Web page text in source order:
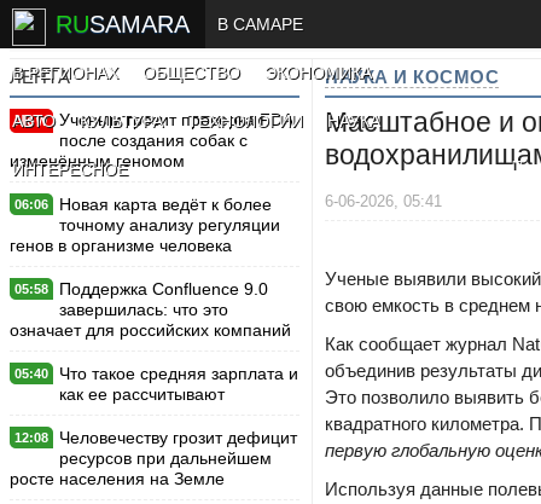
RUSAMARA В САМАРЕ
В РЕГИОНАХ ОБЩЕСТВО ЭКОНОМИКА
АВТО КУЛЬТУРА ТЕХНОЛОГИИ НАУКА
ИНТЕРЕСНОЕ
ЛЕНТА
New
Ученым грозит проверка FDA
после создания собак с
изменённым геномом
06:06
Новая карта ведёт к более
точному анализу регуляции
генов в организме человека
05:58
Поддержка Confluence 9.0
завершилась: что это
означает для российских компаний
05:40
Что такое средняя зарплата и
как ее рассчитывают
12:08
Человечеству грозит дефицит
ресурсов при дальнейшем
росте населения на Земле
НАУКА И КОСМОС
Масштабное и
6-06-2026, 05:41
Ученые выявили
свою емкость в среднем
Как сообщает журнал
объединив результаты
Это позволило выявить
квадратного
первую глобальную
Используя данные